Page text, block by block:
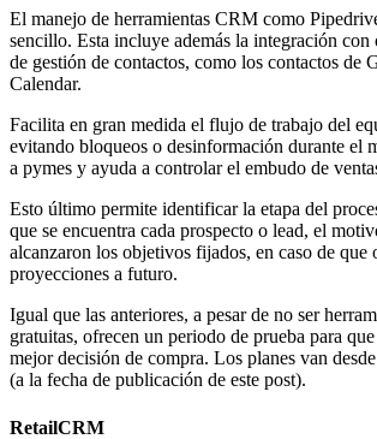
El manejo de herramientas CRM como
sencillo. Esta incluye además la integración con
de gestión de contactos, como los contactos de
Calendar.
Facilita en gran medida el flujo de trabajo del
evitando bloqueos o desinformación durante el
a pymes y ayuda a controlar el embudo de
Esto último permite identificar la etapa del
que se encuentra cada prospecto o lead, el
alcanzaron los objetivos fijados, en caso de que
proyecciones a futuro.
Igual que las anteriores, a pesar de no ser
gratuitas, ofrecen un periodo de prueba para
mejor decisión de compra. Los planes van
(a la fecha de publicación de este post).
RetailCRM